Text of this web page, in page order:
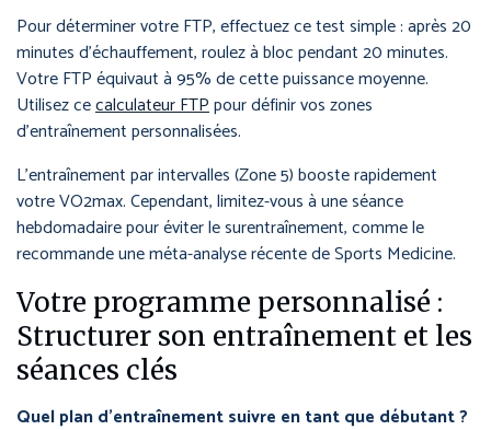
Pour déterminer votre FTP, effectuez ce test simple : après 20
minutes d’échauffement, roulez à bloc pendant 20 minutes.
Votre FTP équivaut à 95% de cette puissance moyenne.
Utilisez cecalculateur FTPpour définir vos zones
d’entraînement personnalisées.
L’entraînement par intervalles (Zone 5) booste rapidement
votre VO2max. Cependant, limitez-vous à une séance
hebdomadaire pour éviter le surentraînement, comme le
recommande une méta-analyse récente de Sports Medicine.
Votre programme personnalisé :
Structurer son entraînement et les
séances clés
Quel plan d’entraînement suivre en tant que débutant ?